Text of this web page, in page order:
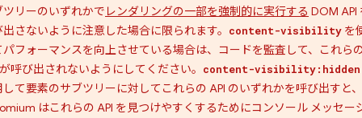
ツリーのいずれかで レンダリングの一部を強制的に実行する DOM API
さないように注意した場合に限られます。
content-visibility を
パフォーマンスを向上させている場合は、コードを監査して、これら
呼び出されないようにしてください。
content-visibility:hidden
して要素のサブツリーに対してこれらの API のいずれかを呼び出すと、
はこれらの API を見つけやすくするためにコンソール メッセー